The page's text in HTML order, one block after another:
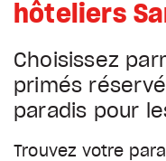
hôteliers
Choisissez
primés
paradis pour
Trouvez votre